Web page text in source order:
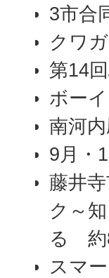
3市合
クワ
第14
ボー
南河
9月・
藤井
ク～
る 約
スマ